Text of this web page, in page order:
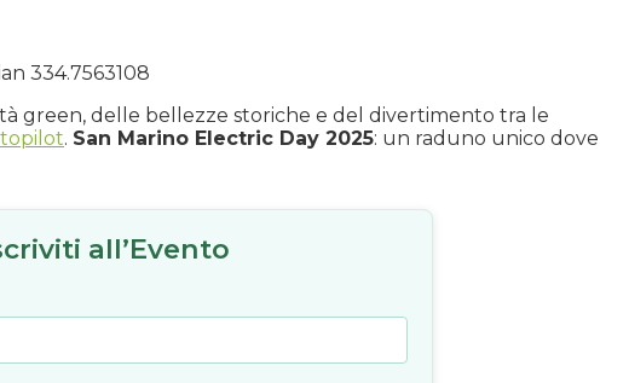
334.7563108
green, delle bellezze storiche e del divertimento tra le
. San Marino Electric Day 2025: un raduno unico dove
all’Evento